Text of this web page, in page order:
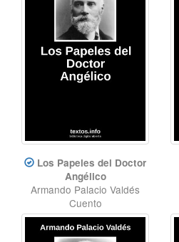
Los Papeles del Doctor
Angélico
Armando Palacio Valdés
Cuento